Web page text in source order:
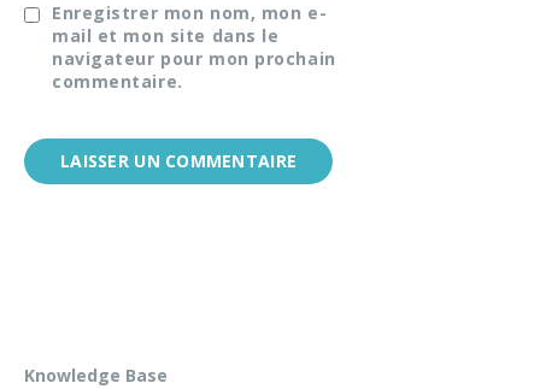
Enregistrer mon nom, mon e-
mail et mon site dans le
navigateur pour mon prochain
commentaire.
Knowledge Base